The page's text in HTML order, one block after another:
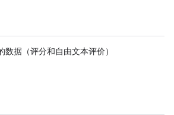
数据（评分和自由文本评价）